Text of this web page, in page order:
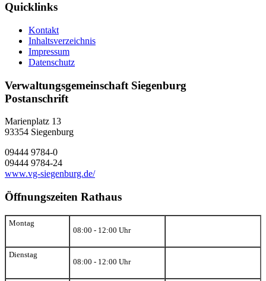
Quicklinks
Kontakt
Inhaltsverzeichnis
Impressum
Datenschutz
Verwaltungsgemeinschaft Siegenburg
Postanschrift
Marienplatz 13
93354 Siegenburg
09444 9784-0
09444 9784-24
www.vg-siegenburg.de/
Öffnungszeiten Rathaus
Montag
08:00 - 12:00 Uhr
Dienstag
08:00 - 12:00 Uhr